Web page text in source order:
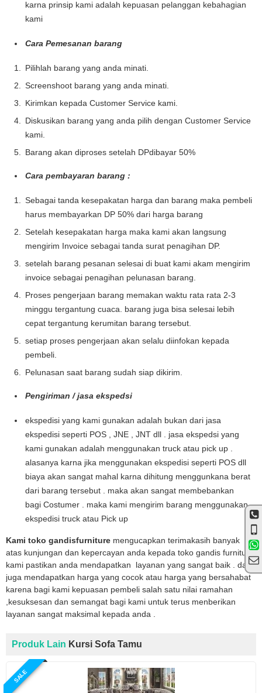
karna prinsip kami adalah kepuasan pelanggan kebahagian
kami
Cara Pemesanan barang
Pilihlah barang yang anda minati.
Screenshoot barang yang anda minati.
Kirimkan kepada Customer Service kami.
Diskusikan barang yang anda pilih dengan Customer Service
kami.
Barang akan diproses setelah DPdibayar 50%
Cara pembayaran barang :
Sebagai tanda kesepakatan harga dan barang maka pembeli
harus membayarkan DP 50% dari harga barang
Setelah kesepakatan harga maka kami akan langsung
mengirim Invoice sebagai tanda surat penagihan DP.
setelah barang pesanan selesai di buat kami akam mengirim
invoice sebagai penagihan pelunasan barang.
Proses pengerjaan barang memakan waktu rata rata 2-3
minggu tergantung cuaca. barang juga bisa selesai lebih
cepat tergantung kerumitan barang tersebut.
setiap proses pengerjaan akan selalu diinfokan kepada
pembeli.
Pelunasan saat barang sudah siap dikirim.
Pengiriman / jasa ekspedsi
ekspedisi yang kami gunakan adalah bukan dari jasa
ekspedisi seperti POS , JNE , JNT dll . jasa ekspedsi yang
kami gunakan adalah menggunakan truck atau pick up .
alasanya karna jika menggunakan ekspedisi seperti POS dll
biaya akan sangat mahal karna dihitung menggunkana berat
dari barang tersebut . maka akan sangat membebankan
bagi Costumer . maka kami mengirim barang menggunakan
ekspedisi truck atau Pick up
Kami toko gandisfurniture mengucapkan terimakasih banyak
atas kunjungan dan kepercayan anda kepada toko gandis furniture
kami pastikan anda mendapatkan layanan yang sangat baik . dan
juga mendapatkan harga yang cocok atau harga yang bersahabat
karena bagi kami kepuasan pembeli salah satu nilai ramahan
,kesuksesan dan semangat bagi kami untuk terus menberikan
layanan sangat maksimal kepada anda .
Produk Lain Kursi Sofa Tamu
SALE